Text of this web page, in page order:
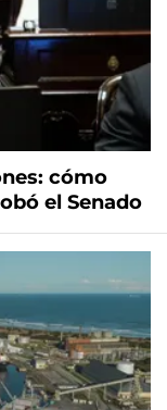
cómo
el Senado